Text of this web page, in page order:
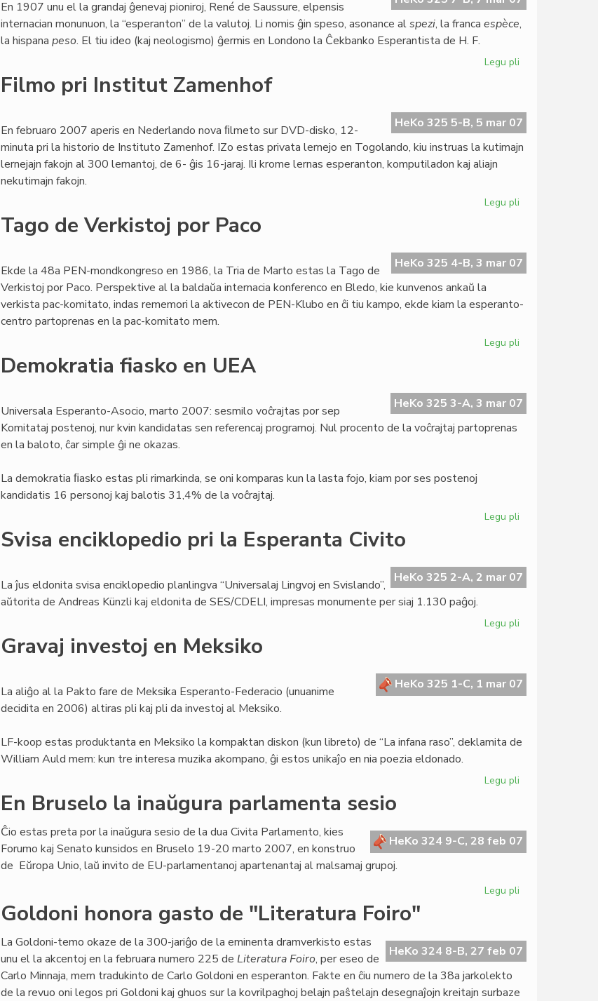
En 1907 unu el la grandaj ĝenevaj pioniroj, René de Saussure, elpensis
internacian monunuon, la “esperanton” de la valutoj. Li nomis ĝin speso, asonance alspezi, la franca espèce,
la hispana peso. El tiu ideo (kaj neologismo) ĝermis en Londono la Ĉekbanko Esperantista de H. F.
Legu pli
centjara
Filmo pri Institut Zamenhof
HeKo 325 5-B, 5 mar 07
En februaro 2007 aperis en Nederlando nova ﬁlmeto sur DVD-disko, 12-
minuta pri la historio de Instituto Zamenhof. IZo estas privata lernejo en Togolando, kiu instruas la kutimajn
lernejajn fakojn al 300 lernantoj, de 6- ĝis 16-jaraj. Ili krome lernas esperanton, komputiladon kaj aliajn
nekutimajn fakojn.
Legu pli
Zamenhof
Tago de Verkistoj por Paco
HeKo 325 4-B, 3 mar 07
Ekde la 48a PEN-mondkongreso en 1986, la Tria de Marto estas la Tago de
Verkistoj por Paco. Perspektive al la baldaŭa internacia konferenco en Bledo, kie kunvenos ankaŭ la
verkista pac-komitato, indas rememori la aktivecon de PEN-Klubo en ĉi tiu kampo, ekde kiam la esperanto-
centro partoprenas en la pac-komitato mem.
Legu pli
por
Paco
Demokratia fiasko en UEA
HeKo 325 3-A, 3 mar 07
Universala Esperanto-Asocio, marto 2007: sesmilo voĉrajtas por sep
Komitataj postenoj, nur kvin kandidatas sen referencaj programoj. Nul procento de la voĉrajtaj partoprenas
en la baloto, ĉar simple ĝi ne okazas.
La demokratia ﬁasko estas pli rimarkinda, se oni komparas kun la lasta fojo, kiam por ses postenoj
kandidatis 16 personoj kaj balotis 31,4% de la voĉrajtaj.
Legu pli
UEA
Svisa enciklopedio pri la Esperanta Civito
HeKo 325 2-A, 2 mar 07
La ĵus eldonita svisa enciklopedio planlingva “Universalaj Lingvoj en Svislando”,
aŭtorita de Andreas Künzli kaj eldonita de SES/CDELI, impresas monumente per siaj 1.130 paĝoj.
Legu pli
la
Esperanta
Gravaj investoj en Meksiko
HeKo 325 1-C, 1 mar 07
La aliĝo al la Pakto fare de Meksika Esperanto-Federacio (unuanime
decidita en 2006) altiras pli kaj pli da investoj al Meksiko.
LF-koop estas produktanta en Meksiko la kompaktan diskon (kun libreto) de “La infana raso”, deklamita de
William Auld mem: kun tre interesa muzika akompano, ĝi estos unikaĵo en nia poezia eldonado.
Legu pli
Meksiko
En Bruselo la inaŭgura parlamenta sesio
HeKo 324 9-C, 28 feb 07
Ĉio estas preta por la inaŭgura sesio de la dua Civita Parlamento, kies
Forumo kaj Senato kunsidos en Bruselo 19-20 marto 2007, en konstruo
de Eŭropa Unio, laŭ invito de EU-parlamentanoj apartenantaj al malsamaj grupoj.
Legu pli
inaŭgura
parlamenta
Goldoni honora gasto de "Literatura Foiro"
HeKo 324 8-B, 27 feb 07
La Goldoni-temo okaze de la 300-jariĝo de la eminenta dramverkisto estas
unu el la akcentoj en la februara numero 225 de Literatura Foiro, per eseo de
Carlo Minnaja, mem tradukinto de Carlo Goldoni en esperanton. Fakte en ĉiu numero de la 38a jarkolekto
de la revuo oni legos pri Goldoni kaj ghuos sur la kovrilpaghoj belajn paŝtelajn desegnaĵojn kreitajn surbaze